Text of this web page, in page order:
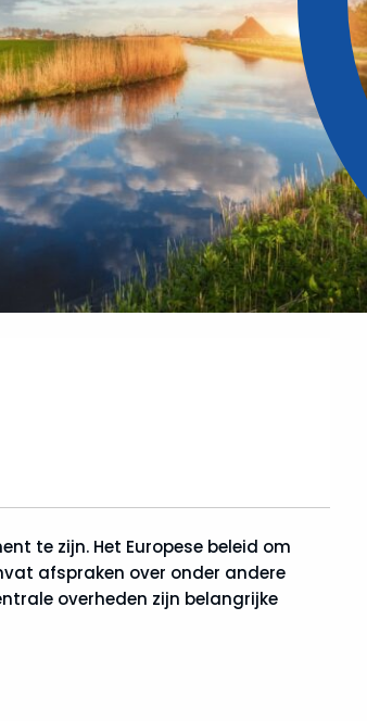
te zijn. Het Europese beleid om
afspraken over onder andere
overheden zijn belangrijke